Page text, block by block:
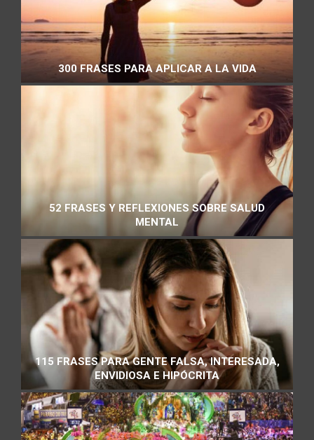
300 FRASES PARA APLICAR A LA VIDA
52 FRASES Y REFLEXIONES SOBRE SALUD
MENTAL
115 FRASES PARA GENTE FALSA, INTERESADA,
ENVIDIOSA E HIPÓCRITA